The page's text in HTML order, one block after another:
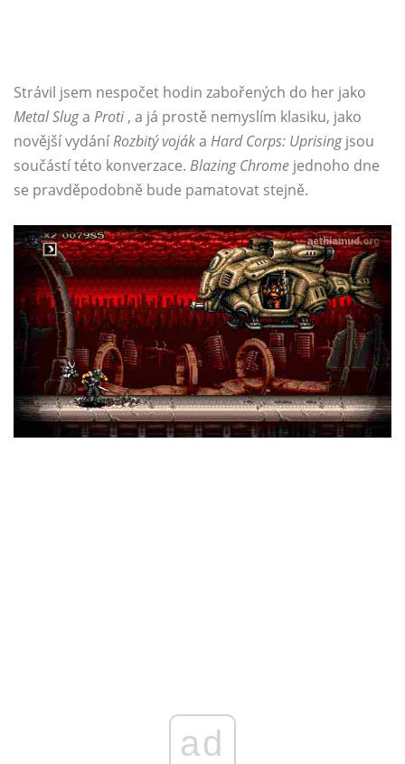
Strávil jsem nespočet hodin zabořených do her jako
Metal Sluga Proti , a já prostě nemyslím klasiku, jako
novější vydáníRozbitý vojáka Hard Corps: Uprisingjsou
součástí této konverzace. Blazing Chrome jednoho dne
se pravděpodobně bude pamatovat stejně.
ad